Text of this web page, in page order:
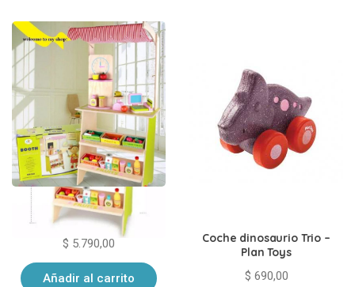
Kiosco de madera con
accesorios
$ 5.790,00
Añadir al carrito
Coche dinosaurio Trio –
Plan Toys
$ 690,00